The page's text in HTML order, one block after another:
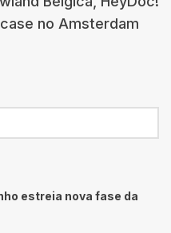
no Amsterdam
estreia nova fase da